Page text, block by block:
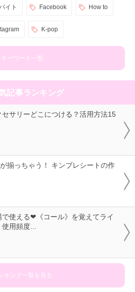
イト Facebook How to
K-pop
キーワード一覧
記事ランキング
サリーどこにつける？活用方法15
揃っちゃう！ キンブレシートの作
で使える❤《コール》を覚えてライ
用頻度...
キング一覧を見る